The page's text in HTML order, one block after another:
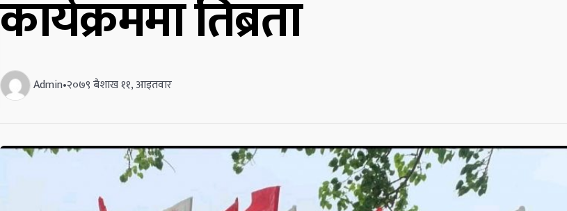
कार्यक्रममा तिब्रता
Admin•२०७९ बैशाख ११, आइतवार